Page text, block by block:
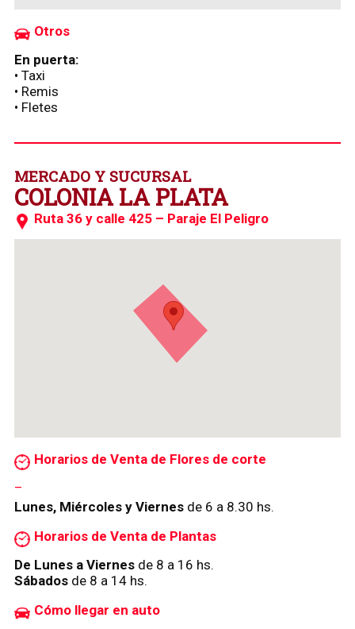
Otros
En puerta:
• Taxi
• Remis
• Fletes
MERCADO Y SUCURSAL
COLONIA LA PLATA
Ruta 36 y calle 425 – Paraje El Peligro
Horarios de Venta de Flores de corte
–
Lunes, Miércoles y Viernesde 6 a 8.30 hs.
Horarios de Venta de Plantas
De Lunes a Viernesde 8 a 16 hs.
Sábadosde 8 a 14 hs.
Cómo llegar en auto